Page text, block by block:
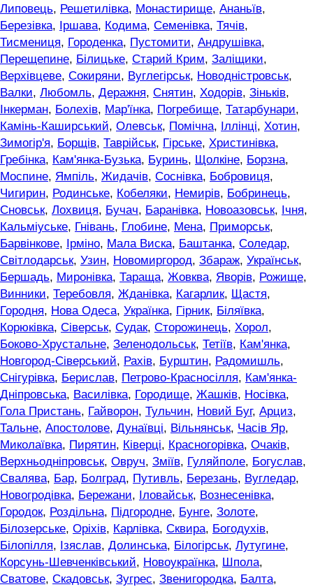
Липовець, Решетилівка, Монастирище, Ананьїв,
Березівка, Іршава, Кодима, Семенівка, Тячів,
Тисмениця, Городенка, Пустомити, Андрушівка,
Перещепине, Білицьке, Старий Крим, Заліщики,
Верхівцеве, Сокиряни, Вуглегірськ, Новодністровськ,
Валки, Любомль, Деражня, Снятин, Ходорів, Зіньків,
Інкерман, Болехів, Мар'їнка, Погребище, Татарбунари,
Камінь-Каширський, Олевськ, Помічна, Іллінці, Хотин,
Зимогір'я, Борщів, Таврійськ, Гірське, Христинівка,
Гребінка, Кам'янка-Бузька, Буринь, Щолкіне, Борзна,
Моспине, Ямпіль, Жидачів, Соснівка, Бобровиця,
Чигирин, Родинське, Кобеляки, Немирів, Бобринець,
Сновськ, Лохвиця, Бучач, Баранівка, Новоазовськ, Ічня,
Кальміуське, Гнівань, Глобине, Мена, Приморськ,
Барвінкове, Ірміно, Мала Виска, Баштанка, Соледар,
Світлодарськ, Узин, Новомиргород, Збараж, Українськ,
Бершадь, Миронівка, Тараща, Жовква, Яворів, Рожище,
Винники, Теребовля, Жданівка, Кагарлик, Щастя,
Городня, Нова Одеса, Українка, Гірник, Біляївка,
Корюківка, Сіверськ, Судак, Сторожинець, Хорол,
Боково-Хрустальне, Зеленодольськ, Тетіїв, Кам'янка,
Новгород-Сіверський, Рахів, Бурштин, Радомишль,
Снігурівка, Берислав, Петрово-Красносілля, Кам'янка-
Дніпровська, Василівка, Городище, Жашків, Носівка,
Гола Пристань, Гайворон, Тульчин, Новий Буг, Арциз,
Тальне, Апостолове, Дунаївці, Вільнянськ, Часів Яр,
Миколаївка, Пирятин, Ківерці, Красногорівка, Очаків,
Верхньодніпровськ, Овруч, Зміїв, Гуляйполе, Богуслав,
Свалява, Бар, Болград, Путивль, Березань, Вугледар,
Новогродівка, Бережани, Іловайськ, Вознесенівка,
Городок, Роздільна, Підгородне, Бунге, Золоте,
Білозерське, Оріхів, Карлівка, Сквира, Богодухів,
Білопілля, Ізяслав, Долинська, Білогірськ, Лутугине,
Корсунь-Шевченківський, Новоукраїнка, Шпола,
Сватове, Скадовськ, Зугрес, Звенигородка, Балта,